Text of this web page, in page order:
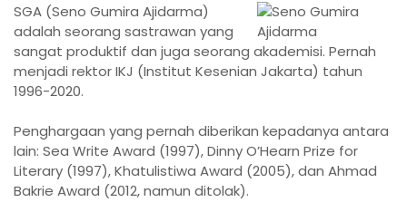
SGA (Seno Gumira Ajidarma)
adalah seorang sastrawan yang
sangat produktif dan juga seorang akademisi. Pernah
menjadi rektor IKJ (Institut Kesenian Jakarta) tahun
1996-2020.
Penghargaan yang pernah diberikan kepadanya antara
lain: Sea Write Award (1997), Dinny O’Hearn Prize for
Literary (1997), Khatulistiwa Award (2005), dan Ahmad
Bakrie Award (2012, namun ditolak).